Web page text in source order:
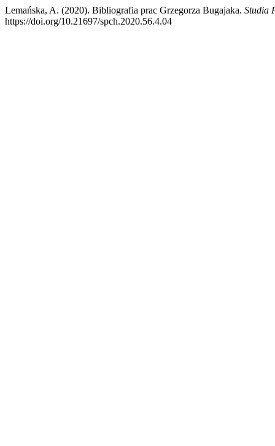
Lemańska, A. (2020). Bibliografia prac Grzegorza Bugajaka. Studia
https://doi.org/10.21697/spch.2020.56.4.04